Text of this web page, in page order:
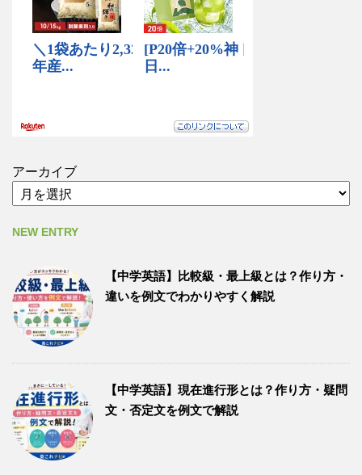
アーカイブ
NEW ENTRY
【中学英語】比較級・最上級とは？作り方・
違いを例文でわかりやすく解説
【中学英語】現在進行形とは？作り方・疑問
文・否定文を例文で解説